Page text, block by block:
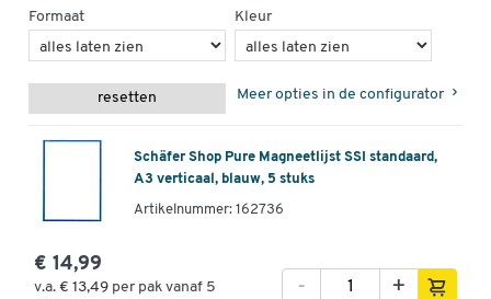
Formaat Kleur
resetten Meer opties in de configurator
Schäfer Shop Pure Magneetlijst SSI standaard,
A3 verticaal, blauw, 5 stuks
Artikelnummer: 162736
€ 14,99
v.a. € 13,49 per pak vanaf 5
+
-